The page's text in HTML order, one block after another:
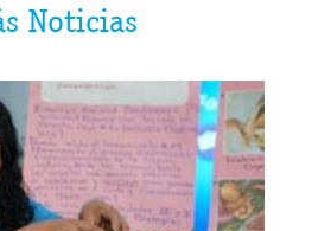
Noticias